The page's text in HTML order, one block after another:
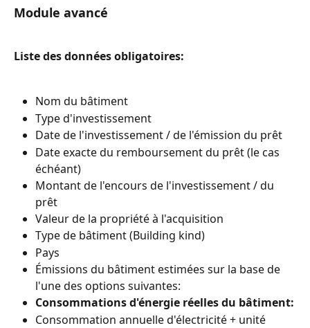
Module avancé
Liste des données obligatoires:
Nom du bâtiment
Type d'investissement
Date de l'investissement / de l'émission du prêt
Date exacte du remboursement du prêt (le cas
échéant)
Montant de l'encours de l'investissement / du
prêt
Valeur de la propriété à l'acquisition
Type de bâtiment (Building kind)
Pays
Émissions du bâtiment estimées sur la base de
l'une des options suivantes:
Consommations d'énergie réelles du bâtiment:
Consommation annuelle d'électricité + unité